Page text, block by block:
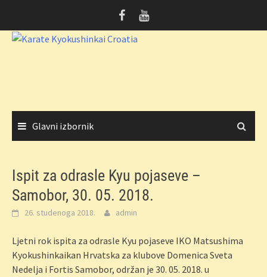
sadržaja
Glavni izbornik
Ispit za odrasle Kyu pojaseve –
Samobor, 30. 05. 2018.
26. studenoga 2018. admin
Ljetni rok ispita za odrasle Kyu pojaseve IKO Matsushima
Kyokushinkaikan Hrvatska za klubove Domenica Sveta
Nedelja i Fortis Samobor, održan je 30. 05. 2018. u